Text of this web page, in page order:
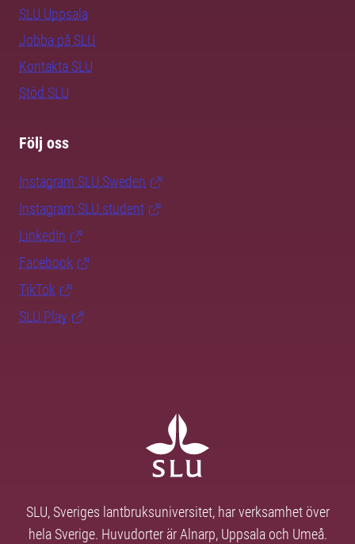
SLU Uppsala
Jobba på SLU
Kontakta SLU
Stöd SLU
Följ oss
Instagram SLU.Sweden
Instagram SLU.student
LinkedIn
Facebook
TikTok
SLU Play
SLU, Sveriges lantbruksuniversitet, har verksamhet över
hela Sverige. Huvudorter är Alnarp, Uppsala och Umeå.